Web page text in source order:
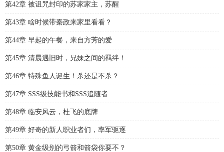
第42章 被诅咒封印的苏家家主，苏醒
第43章 啥时候带秦政来家里看看？
第44章 早起的午餐，来自方芳的爱
第45章 清晨遇旧时，兄妹之间的羁绊！
第46章 特殊鱼人诞生！杀还是不杀？
第47章 SSS级技能书和SSS追随者
第48章 临安风云，杜飞的底牌
第49章 好奇的新人职业者们，率军驱逐
第50章 黄金级别的弓箭和箭袋你要不？